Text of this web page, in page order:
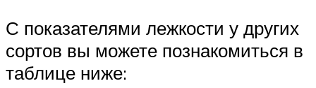
С показателями лежкости у других
сортов вы можете познакомиться в
таблице ниже: